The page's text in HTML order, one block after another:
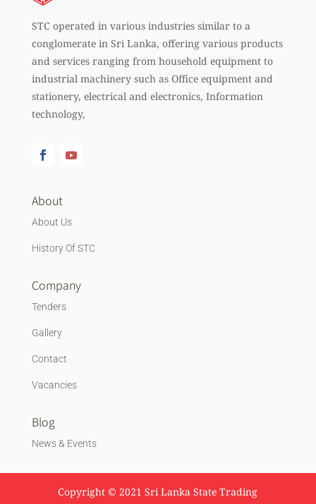
STC operated in various industries similar to a
conglomerate in Sri Lanka, offering various products
and services ranging from household equipment to
industrial machinery such as Office equipment and
stationery, electrical and electronics, Information
technology,
About
About Us
History Of STC
Company
Tenders
Gallery
Contact
Vacancies
Blog
News & Events
Copyright © 2021 Sri Lanka State Trading